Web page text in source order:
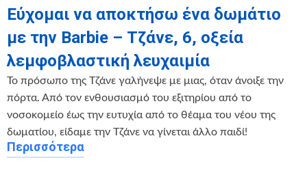
Εύχομαι να αποκτήσω ένα δωμάτιο
με την Barbie – Τζάνε, 6, οξεία
λεμφοβλαστική λευχαιμία
Το πρόσωπο της Τζάνε γαλήνεψε με μιας, όταν άνοιξε την
πόρτα. Από τον ενθουσιασμό του εξιτηρίου από το
νοσοκομείο έως την ευτυχία από το θέαμα του νέου της
δωματίου, είδαμε την Τζάνε να γίνεται άλλο παιδί!
Περισσότερα